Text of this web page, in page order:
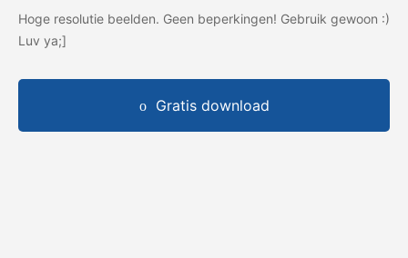
Hoge resolutie beelden. Geen beperkingen! Gebruik gewoon :)
Luv ya;]
Gratis download